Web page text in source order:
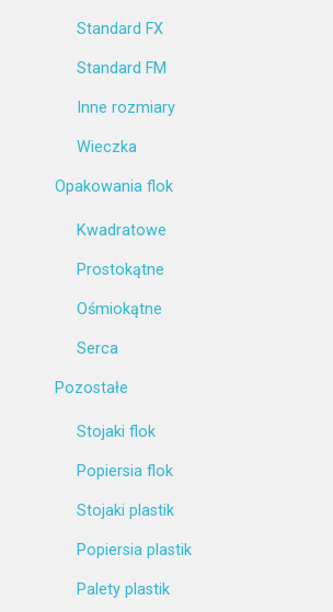
Standard FX
Standard FM
Inne rozmiary
Wieczka
Opakowania flok
Kwadratowe
Prostokątne
Ośmiokątne
Serca
Pozostałe
Stojaki flok
Popiersia flok
Stojaki plastik
Popiersia plastik
Palety plastik